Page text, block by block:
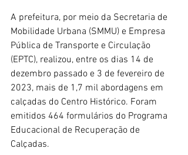
A prefeitura, por meio da Secretaria de
Mobilidade Urbana (SMMU) e Empresa
Pública de Transporte e Circulação
(EPTC), realizou, entre os dias 14 de
dezembro passado e 3 de fevereiro de
2023, mais de 1,7 mil abordagens em
calçadas do Centro Histórico. Foram
emitidos 464 formulários do Programa
Educacional de Recuperação de
Calçadas.